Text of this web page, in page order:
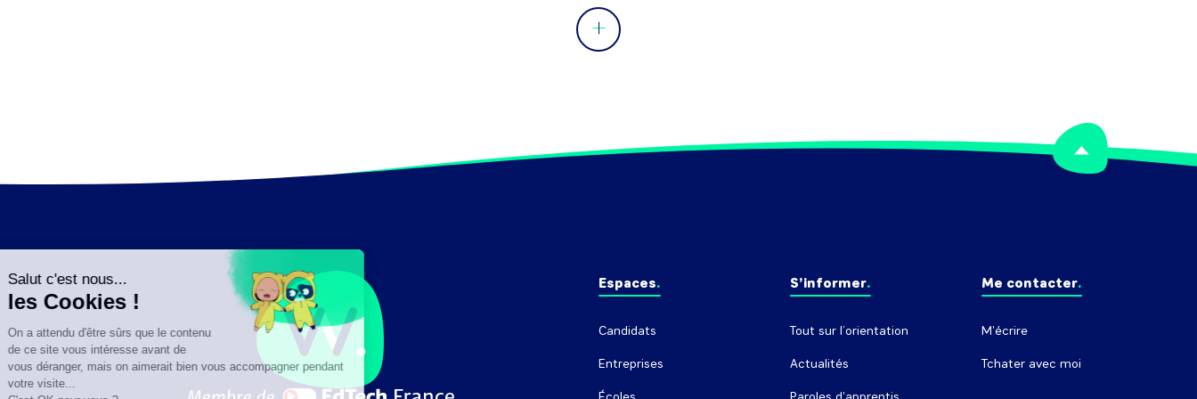
Espaces
Candidats
Entreprises
S’informer
Tout sur l’orientation
Actualités
Me contacter
M'écrire
Tchater avec moi